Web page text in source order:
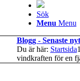
Sök
Menu Menu
Blogg - Senaste
Du är här: Startsida1
vindkraften för en